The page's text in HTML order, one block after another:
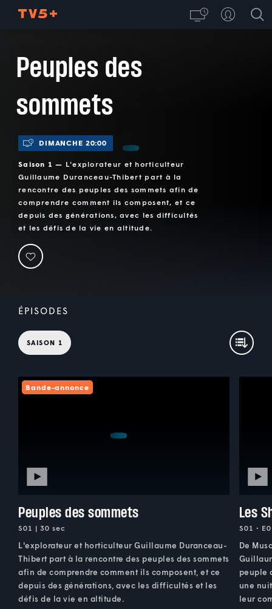
Peuples des
sommets
DIMANCHE 20:00
Saison 1 — L'explorateur et horticulteur
Guillaume Duranceau-Thibert part à la
rencontre des peuples des sommets afin de
comprendre comment ils composent, et ce
depuis des générations, avec les difficultés
et les défis de la vie en altitude.
ÉPISODES
SAISON 1
Bande-annonce
Peuples des sommets
S01 | 30 sec
L'explorateur et horticulteur Guillaume Duranceau-
Thibert part à la rencontre des peuples des sommets
afin de comprendre comment ils composent, et ce
depuis des générations, avec les difficultés et les
défis de la vie en altitude.
Les
S01 •
De
peuple
une
leur